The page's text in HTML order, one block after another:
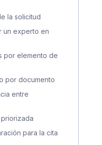
la solicitud
un experto en
por elemento de
por documento
entre
para la cita